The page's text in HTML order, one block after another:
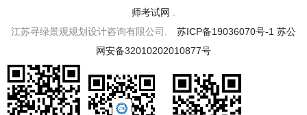
师考试网 .
江苏寻绿景观规划设计咨询有限公司. 苏ICP备19036070号-1 苏公
网安备32010202010877号